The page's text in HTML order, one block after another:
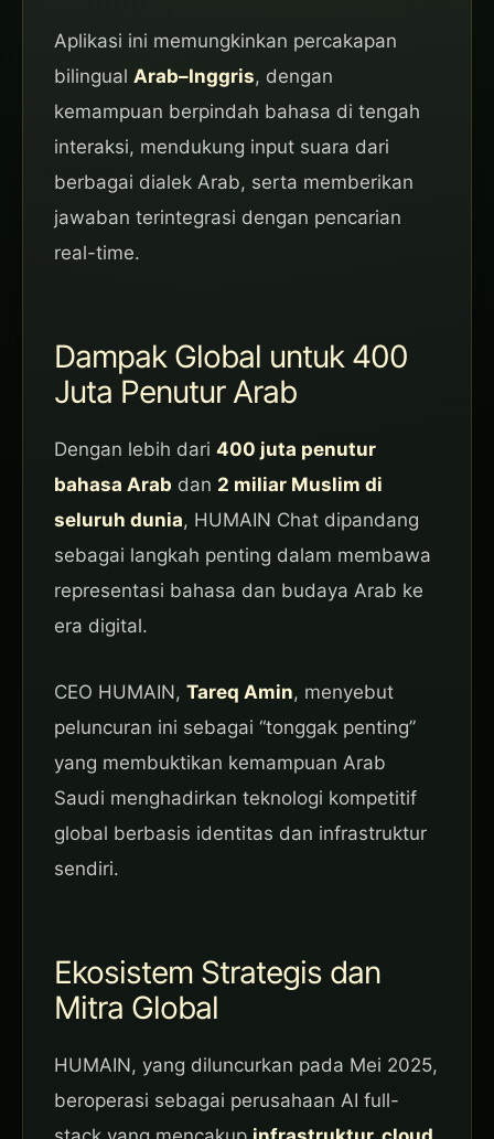
Aplikasi ini memungkinkan percakapan
bilingual Arab–Inggris, dengan
kemampuan berpindah bahasa di tengah
interaksi, mendukung input suara dari
berbagai dialek Arab, serta memberikan
jawaban terintegrasi dengan pencarian
real-time.
Dampak Global untuk 400
Juta Penutur Arab
Dengan lebih dari 400 juta penutur
bahasa Arab dan 2 miliar Muslim di
seluruh dunia, HUMAIN Chat dipandang
sebagai langkah penting dalam membawa
representasi bahasa dan budaya Arab ke
era digital.
CEO HUMAIN, Tareq Amin, menyebut
peluncuran ini sebagai “tonggak penting”
yang membuktikan kemampuan Arab
Saudi menghadirkan teknologi kompetitif
global berbasis identitas dan infrastruktur
sendiri.
Ekosistem Strategis dan
Mitra Global
HUMAIN, yang diluncurkan pada Mei 2025,
beroperasi sebagai perusahaan AI full-